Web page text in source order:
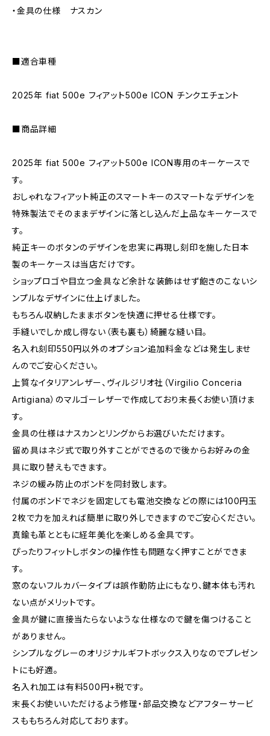
・金具の仕様 ナスカン
■適合車種
2025年 fiat 500e フィアット500e ICON チンクエチェント
■商品詳細
2025年 fiat 500e フィアット500e ICON専用のキーケースで
す。
おしゃれなフィアット純正のスマートキーのスマートなデザインを
特殊製法でそのままデザインに落とし込んだ上品なキーケースで
す。
純正キーのボタンのデザインを忠実に再現し刻印を施した日本
製のキーケースは当店だけです。
ショップロゴや目立つ金具など余計な装飾はせず飽きのこないシ
ンプルなデザインに仕上げました。
もちろん収納したままボタンを快適に押せる仕様です。
手縫いでしか成し得ない（表も裏も）綺麗な縫い目。
名入れ刻印550円以外のオプション追加料金などは発生しませ
んのでご安心ください。
上質なイタリアンレザー、ヴィルジリオ社（Virgilio Conceria
Artigiana）のマルゴーレザーで作成しており末長くお使い頂けま
す。
金具の仕様はナスカンとリングからお選びいただけます。
留め具はネジ式で取り外すことができるので後からお好みの金
具に取り替えもできます。
ネジの緩み防止のボンドを同封致します。
付属のボンドでネジを固定しても電池交換などの際には100円玉
2枚で力を加えれば簡単に取り外しできますのでご安心ください。
真鍮も革とともに経年美化を楽しめる金具です。
ぴったりフィットしボタンの操作性も問題なく押すことができま
す。
窓のないフルカバータイプは誤作動防止にもなり、鍵本体も汚れ
ない点がメリットです。
金具が鍵に直接当たらないような仕様なので鍵を傷つけること
がありません。
シンプルなグレーのオリジナルギフトボックス入りなのでプレゼン
トにも好適。
名入れ加工は有料500円+税です。
末長くお使いいただけるよう修理・部品交換などアフターサービ
スももちろん対応しております。